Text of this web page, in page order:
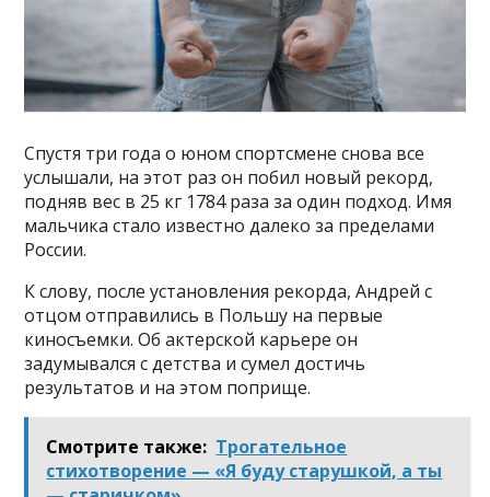
Спустя три года о юном спортсмене снова все
услышали, на этот раз он побил новый рекорд,
подняв вес в 25 кг 1784 раза за один подход. Имя
мальчика стало известно далеко за пределами
России.
К слову, после установления рекорда, Андрей с
отцом отправились в Польшу на первые
киносъемки. Об актерской карьере он
задумывался с детства и сумел достичь
результатов и на этом поприще.
Смотрите также: Трогательное
стихотворение — «Я буду старушкой, а ты